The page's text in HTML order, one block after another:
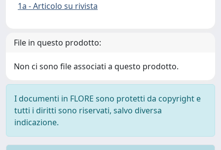
1a - Articolo su rivista
File in questo prodotto:
Non ci sono file associati a questo prodotto.
I documenti in FLORE sono protetti da copyright e
tutti i diritti sono riservati, salvo diversa
indicazione.